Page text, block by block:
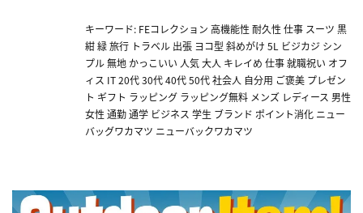
キーワード: FEコレクション 高機能性 耐久性 仕事 スーツ 黒
紺 緑 旅行 トラベル 出張 ヨコ型 斜めがけ 5L ビジカジ シン
プル 無地 かっこいい 人気 大人 キレイめ 仕事 就職祝い オフ
ィス IT 20代 30代 40代 50代 社会人 自分用 ご褒美 プレゼン
ト ギフト ラッピング ラッピング無料 メンズ レディース 男性
女性 通勤 通学 ビジネス 学生 ブランド ポイント消化 ニュー
バッグワカマツ ニューバックワカマツ